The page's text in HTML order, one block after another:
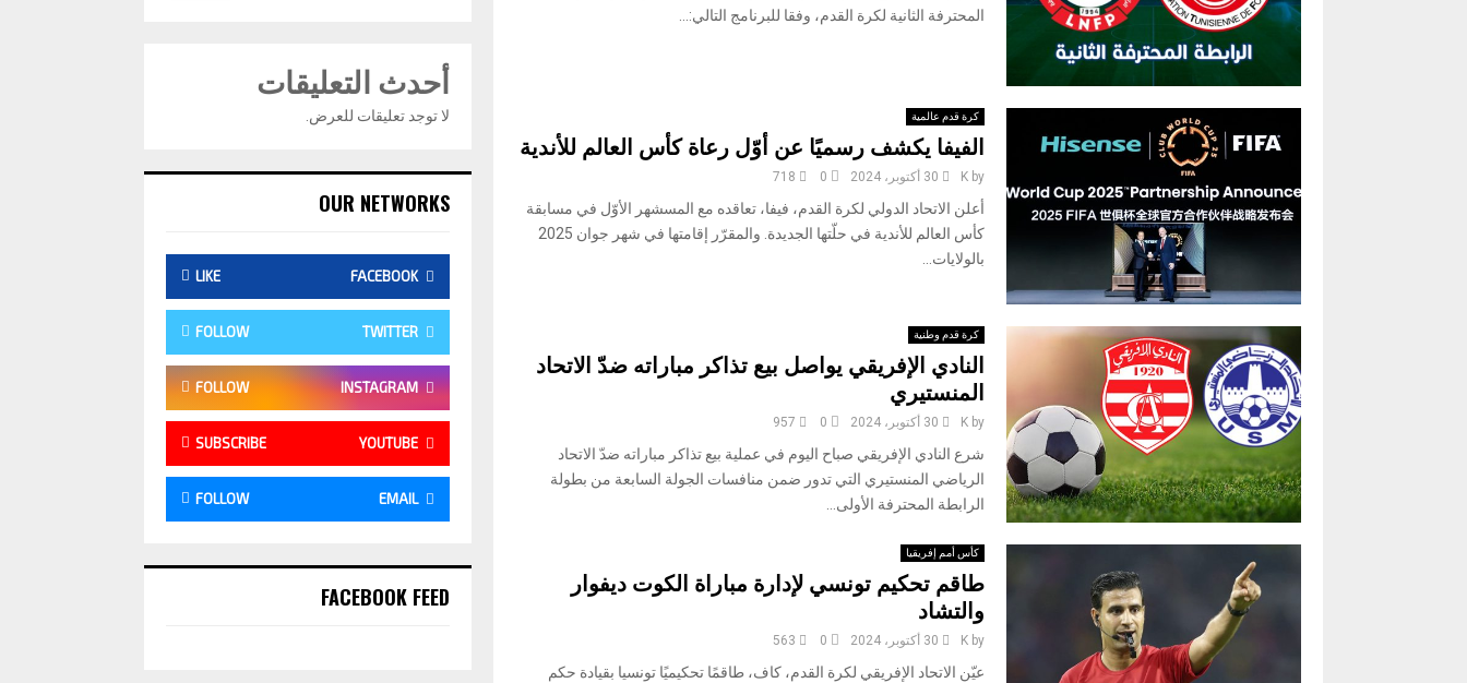
المحترفة الثانية لكرة القدم، وفقا للبرنامج التالي:...
كرة قدم عالمية
الفيفا يكشف رسميًا عن أوّل رعاة كأس العالم للأندية
by
K 30 أكتوبر، 2024 0
718
أعلن الاتحاد الدولي لكرة القدم، فيفا، تعاقده مع المسشهر الأوّل في مسابقة
كأس العالم للأندية في حلّتها الجديدة. والمقرّر إقامتها في شهر جوان 2025
بالولايات...
كرة قدم وطنية
النادي الإفريقي يواصل بيع تذاكر مباراته ضدّ الاتحاد
المنستيري
by
K 30 أكتوبر، 2024 0
957
شرع النادي الإفريقي صباح اليوم في عملية بيع تذاكر مباراته ضدّ الاتحاد
الرياضي المنستيري التي تدور ضمن منافسات الجولة السابعة من بطولة
الرابطة المحترفة الأولى...
كأس أمم إفريقيا
طاقم تحكيم تونسي لإدارة مباراة الكوت ديفوار
والتشاد
by
K 30 أكتوبر، 2024 0
563
عيّن الاتحاد الإفريقي لكرة القدم، كاف، طاقمًا تحكيميًا تونسيا بقيادة حكم
أحدث التعليقات
لا توجد تعليقات للعرض.
OUR NETWORKS
FACEBOOK
LIKE
TWITTER
FOLLOW
INSTAGRAM
FOLLOW
YOUTUBE
SUBSCRIBE
EMAIL
FOLLOW
FACEBOOK FEED